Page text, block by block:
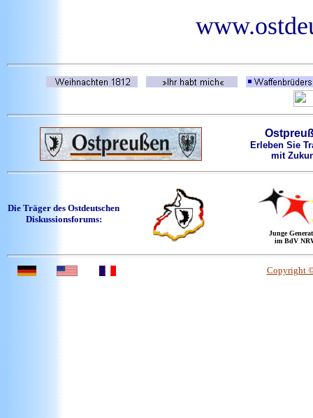
Erleben Sie
mit
Die Träger des Ostdeutschen
Diskussionsforums:
Junge
im BdV
Copyright